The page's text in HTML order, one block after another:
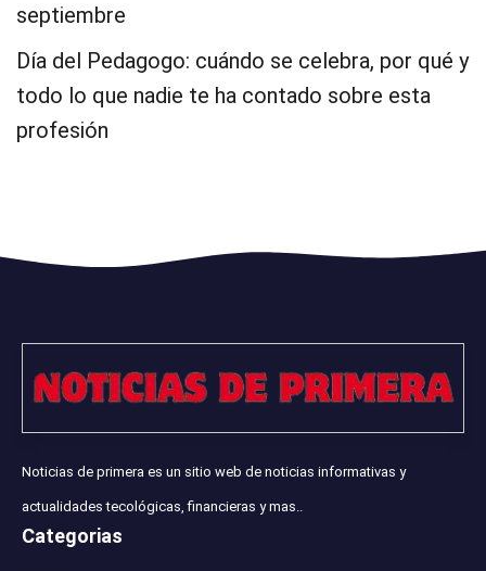
septiembre
Día del Pedagogo: cuándo se celebra, por qué y
todo lo que nadie te ha contado sobre esta
profesión
Noticias de primera es un sitio web de noticias informativas y
actualidades tecológicas, financieras y mas..
Categorias